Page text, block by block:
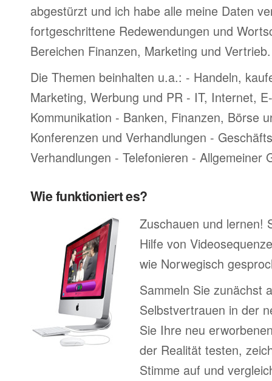
abgestürzt und ich habe alle meine Daten
fortgeschrittene Redewendungen und
Bereichen Finanzen, Marketing und Vertrieb.
Die Themen beinhalten u.a.: - Handeln,
Marketing, Werbung und PR - IT, Internet,
Kommunikation - Banken, Finanzen, Börse
Konferenzen und Verhandlungen -
Verhandlungen - Telefonieren - Allgemeiner
Wie funktioniert es?
Zuschauen und lernen!
Hilfe von
wie Norwegisch
Sammeln Sie zunächst
Selbstvertrauen in der
Sie Ihre neu
der Realität testen,
Stimme auf und